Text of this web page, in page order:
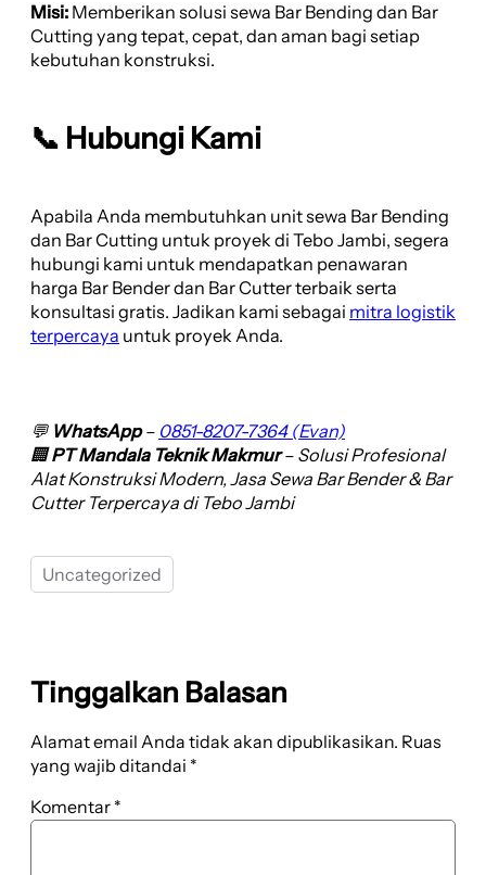
Misi: Memberikan solusi sewa Bar Bending dan Bar
Cutting yang tepat, cepat, dan aman bagi setiap
kebutuhan konstruksi.
📞 Hubungi Kami
Apabila Anda membutuhkan unit sewa Bar Bending
dan Bar Cutting untuk proyek di Tebo Jambi, segera
hubungi kami untuk mendapatkan penawaran
harga Bar Bender dan Bar Cutter terbaik serta
konsultasi gratis. Jadikan kami sebagai mitra logistik
terpercaya untuk proyek Anda.
💬 WhatsApp– 0851-8207-7364 (Evan)
🏢PT Mandala Teknik Makmur– Solusi Profesional
Alat Konstruksi Modern, Jasa Sewa Bar Bender & Bar
Cutter Terpercaya di Tebo Jambi
Uncategorized
Tinggalkan Balasan
Alamat email Anda tidak akan dipublikasikan. Ruas
yang wajib ditandai *
Komentar *